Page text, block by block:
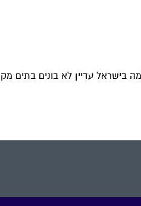
בישראל עדיין לא בונים בתים